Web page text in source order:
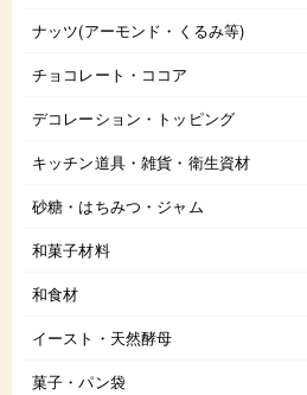
ナッツ(アーモンド・くるみ等)
チョコレート・ココア
デコレーション・トッピング
キッチン道具・雑貨・衛生資材
砂糖・はちみつ・ジャム
和菓子材料
和食材
イースト・天然酵母
菓子・パン袋